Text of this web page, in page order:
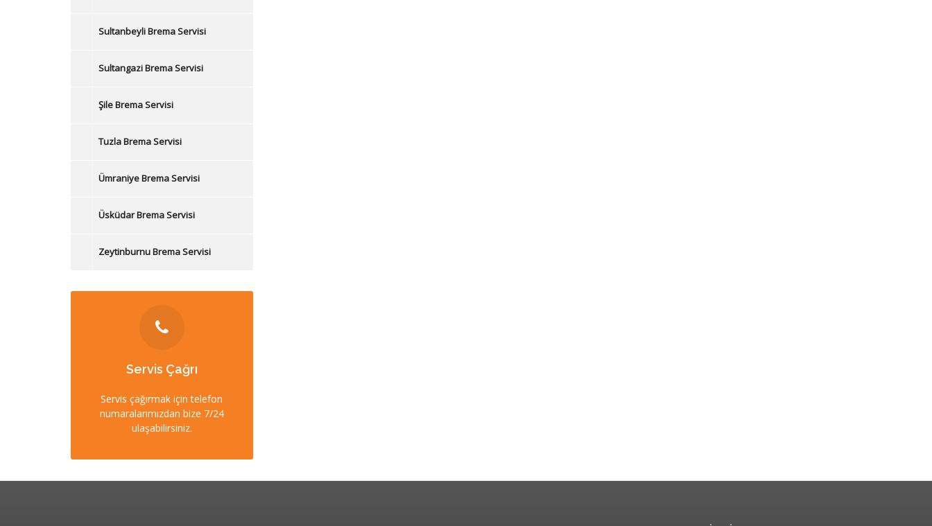
Sultanbeyli Brema Servisi
Sultangazi Brema Servisi
Şile Brema Servisi
Tuzla Brema Servisi
Ümraniye Brema Servisi
Üsküdar Brema Servisi
Zeytinburnu Brema Servisi
Servis Çağrı
Servis çağırmak için telefon
numaralarımızdan bize 7/24
ulaşabilirsiniz.
İLETİŞİM
0212 358 57 57
0532 403 22 00 (7/24)